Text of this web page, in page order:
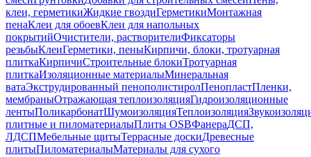
клеи, герметикиЖидкие гвоздиГерметикиМонтажная
пенаКлеи для обоевКлеи для напольных
покрытийОчистители, растворителиФиксаторы
резьбыКлеиГерметики, пеныКирпичи, блоки, тротуарная
плиткаКирпичиСтроительные блокиТротуарная
плиткаИзоляционные материалыМинеральная
ватаЭкструдированный пенополистиролПенопластПленки,
мембраныОтражающая теплоизоляцияГидроизоляционные
лентыПоликарбонатШумоизоляцияТеплоизоляция
плитные и пиломатериалыПлиты OSBФанераДСП,
ЛДСПМебельные щитыТеррасные доскиДревесные
плитыПиломатериалыМатериалы для сухого